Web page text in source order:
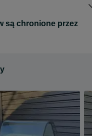
są chronione przez